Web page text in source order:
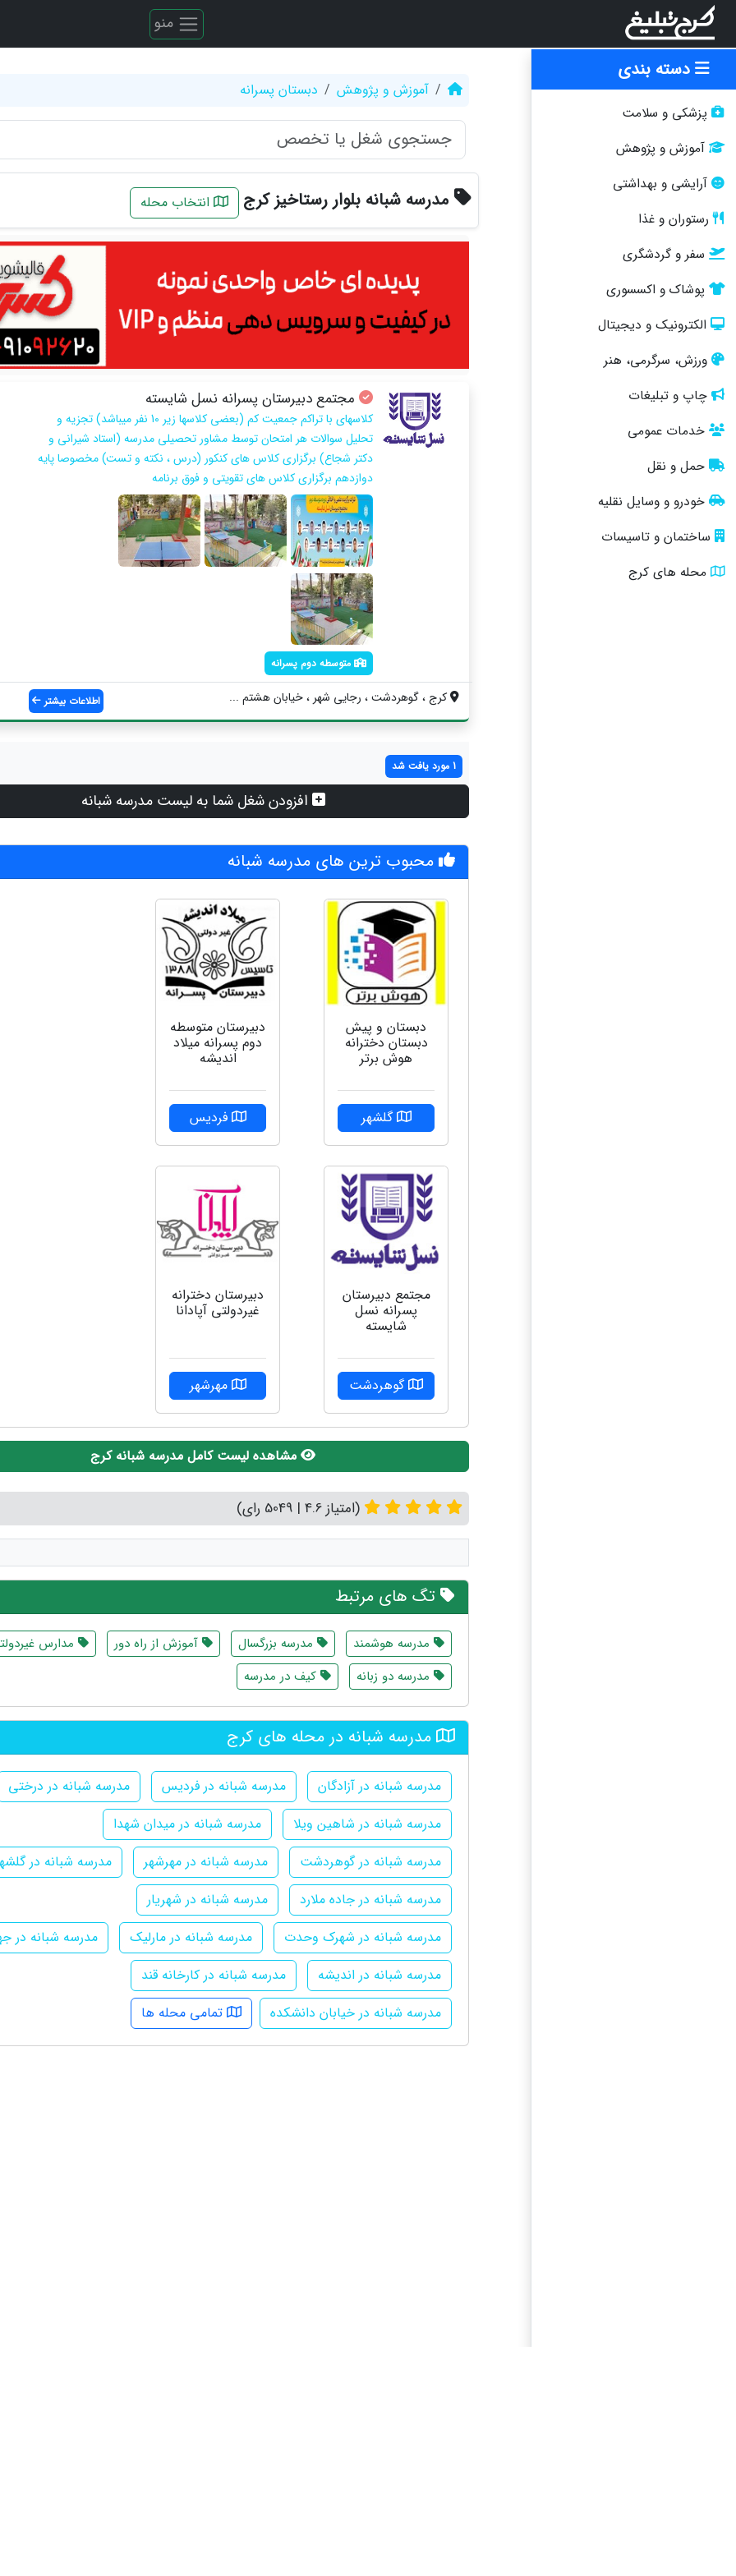
منو
دسته بندی
پزشکی و سلامت
آموزش و پژوهش
آرایشی و بهداشتی
رستوران و غذا
سفر و گردشگری
پوشاک و اکسسوری
الکترونیک و دیجیتال
ورزش، سرگرمی، هنر
چاپ و تبلیغات
خدمات عمومی
حمل و نقل
خودرو و وسایل نقلیه
ساختمان و تاسیسات
محله های کرج
آموزش و پژوهش دبستان پسرانه
مدرسه شبانه بلوار رستاخیز کرج انتخاب محله
مجتمع دبیرستان پسرانه نسل شایسته
کلاسهای با تراکم جمعیت کم (بعضی کلاسها زیر 10 نفر میباشد) تجزیه و
تحلیل سوالات هر امتحان توسط مشاور تحصیلی مدرسه (استاد شیرانی و
دکتر شجاع) برگزاری کلاس های کنکور (درس ، نکته و تست) مخصوصا پایه
دوازدهم برگزاری کلاس های تقویتی و فوق برنامه
متوسطه دوم پسرانه
کرج ، گوهردشت ، رجایی شهر ، خیابان هشتم ... اطلاعات بیشتر
1 مورد یافت شد
افزودن شغل شما به لیست مدرسه شبانه
محبوب ترین های مدرسه شبانه
دبستان و پیش
دبستان دخترانه
هوش برتر
گلشهر
دبیرستان متوسطه
دوم پسرانه میلاد
اندیشه
فردیس
مجتمع دبیرستان
پسرانه نسل
شایسته
گوهردشت
دبیرستان دخترانه
غیردولتی آپادانا
مهرشهر
مشاهده لیست کامل مدرسه شبانه کرج
(امتیاز 4.6 | 5049 رای)
تگ های مرتبط
مدرسه هوشمند مدرسه بزرگسال آموزش از راه دور
مدارس
مدرسه دو زبانه
کیف در مدرسه
مدرسه شبانه در محله های کرج
مدرسه شبانه در آزادگان مدرسه شبانه در فردیس
مدرسه شبانه در درختی
مدرسه شبانه در شاهین ویلا
مدرسه شبانه در میدان شهدا
مدرسه شبانه در گوهردشت
مدرسه شبانه در مهرشهر
مدرسه شبانه در
مدرسه شبانه در جاده ملارد
مدرسه شبانه در شهریار
مدرسه شبانه در شهرک وحدت
مدرسه شبانه در مارلیک
مدرسه شبانه در
مدرسه شبانه در اندیشه
مدرسه شبانه در کارخانه قند
مدرسه شبانه در خیابان دانشکده
تمامی محله ها